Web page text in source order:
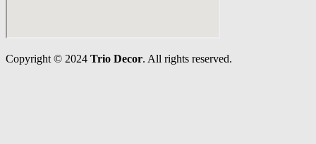
Copyright © 2024 Trio Decor. All rights reserved.